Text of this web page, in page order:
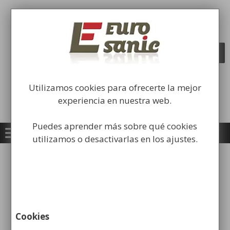
Saltar
Fabricación y comercialización de
equipamiento para la higiene industrial
Búsqueda
de
Utilizamos cookies para ofrecerte la mejor
experiencia en nuestra web.
Puedes aprender más sobre qué cookies
utilizamos o desactivarlas en los ajustes.
Cookies